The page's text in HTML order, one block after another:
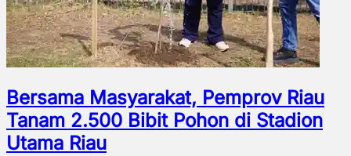
Bersama Masyarakat, Pemprov Riau
Tanam 2.500 Bibit Pohon di Stadion
Utama Riau